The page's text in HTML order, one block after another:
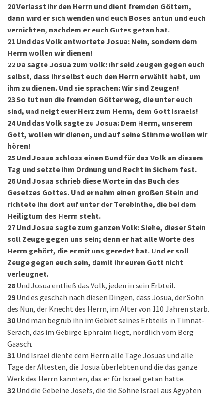
20Verlasst ihr den Herrn und dient fremden Göttern,
dann wird er sich wenden und euch Böses antun und euch
vernichten, nachdem er euch Gutes getan hat.
21 Und das Volk antwortete Josua: Nein, sondern dem
Herrn wollen wir dienen!
22 Da sagte Josua zum Volk: Ihr seid Zeugen gegen euch
selbst, dass ihr selbst euch den Herrn erwählt habt, um
ihm zu dienen. Und sie sprachen: Wir sind Zeugen!
23So tut nun die fremden Götter weg, die unter euch
sind, und neigt euer Herz zum Herrn, dem Gott Israels!
24 Und das Volk sagte zu Josua: Dem Herrn, unserem
Gott, wollen wir dienen, und auf seine Stimme wollen wir
hören!
25 Und Josua schloss einen Bund für das Volk an diesem
Tag und setzte ihm Ordnung und Recht in Sichem fest.
26 Und Josua schrieb diese Worte in das Buch des
Gesetzes Gottes. Und er nahm einen großen Stein und
richtete ihn dort auf unter der Terebinthe, die bei dem
Heiligtum des Herrn steht.
27 Und Josua sagte zum ganzen Volk: Siehe, dieser Stein
soll Zeuge gegen uns sein; denn er hat alle Worte des
Herrn gehört, die er mit uns geredet hat. Und er soll
Zeuge gegen euch sein, damit ihr euren Gott nicht
verleugnet.
28 Und Josua entließ das Volk, jeden in sein Erbteil.
29 Und es geschah nach diesen Dingen, dass Josua, der Sohn
des Nun, der Knecht des Herrn, im Alter von 110 Jahren starb.
30 Und man begrub ihn im Gebiet seines Erbteils in Timnat-
Serach, das im Gebirge Ephraim liegt, nördlich vom Berg
Gaasch.
31 Und Israel diente dem Herrn alle Tage Josuas und alle
Tage der Ältesten, die Josua überlebten und die das ganze
Werk des Herrn kannten, das er für Israel getan hatte.
32 Und die Gebeine Josefs, die die Söhne Israel aus Ägypten